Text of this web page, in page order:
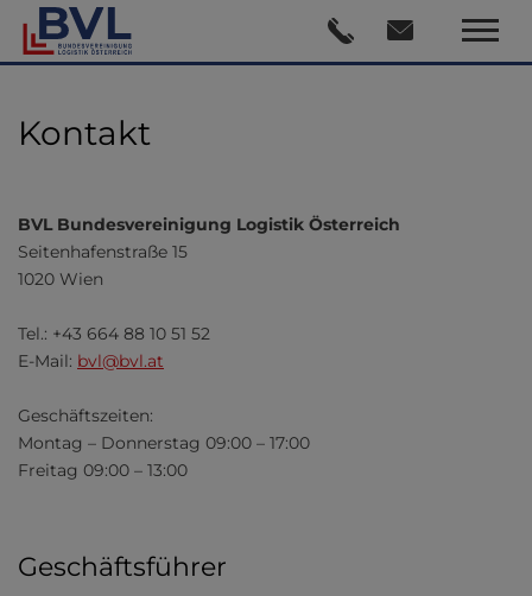
Kontakt
BVL Bundesvereinigung Logistik Österreich
Seitenhafenstraße 15
1020 Wien
Tel.: +43 664 88 10 51 52
E-Mail: bvl@bvl.at
Geschäftszeiten:
Montag – Donnerstag 09:00 – 17:00
Freitag 09:00 – 13:00
Geschäftsführer